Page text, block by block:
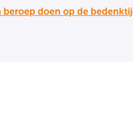
beroep doen op de